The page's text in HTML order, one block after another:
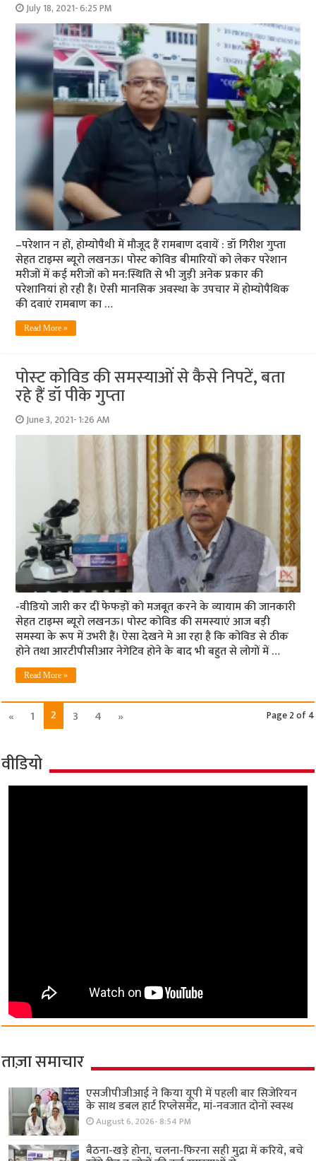
July 18, 2021- 6:25 PM
–परेशान न हों, होम्‍योपैथी में मौजूद हैं रामबाण दवायें : डॉ गिरीश गुप्‍ता
सेहत टाइम्‍स ब्‍यूरो लखनऊ। पोस्‍ट कोविड बीमारियों को लेकर परेशान
मरीजों में कई मरीजों को मन:स्थिति से भी जुड़ी अनेक प्रकार की
परेशानियां हो रही हैं। ऐसी मानसिक अवस्‍था के उपचार में होम्‍योपैथिक
की दवाएं रामबाण का …
Read More »
पोस्‍ट कोविड की समस्‍याओं से कैसे निपटें, बता
रहे हैं डॉ पीके गुप्‍ता
June 3, 2021- 1:26 AM
-वीडियो जारी कर दीं फेफड़ों को मजबूत करने के व्‍यायाम की जानकारी
सेहत टाइम्‍स ब्‍यूरो लखनऊ। पोस्‍ट कोविड की समस्‍याएं आज बड़ी
समस्‍या के रूप में उभरी हैं। ऐसा देखने मे आ रहा है कि कोविड से ठीक
होने तथा आरटीपीसीआर नेगेटिव होने के बाद भी बहुत से लोगों में …
Read More »
Page 2 of 4
« 1 2 3 4 »
वीडियो
ताज़ा समाचार
एसजीपीजीआई ने किया यूपी में पहली बार सिजेरियन
के साथ डबल हार्ट रिप्लेसमेंट, मां-नवजात दोनों स्वस्थ
August 6, 2026- 8:54 PM
बैठना-खड़े होना, चलना-फिरना सही मुद्रा में करिये, बचे